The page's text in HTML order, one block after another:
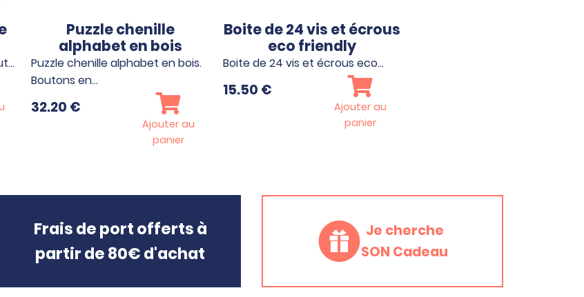
Puzzle chenille
alphabet en bois
Puzzle chenille alphabet en bois.
Boutons en…
32.20 €
Ajouter au
panier
Boite de 24 vis et écrous
eco friendly
Boite de 24 vis et écrous eco…
15.50 €
Ajouter au
panier
Frais de port offerts à
partir de 80€ d'achat
Je cherche
SON Cadeau